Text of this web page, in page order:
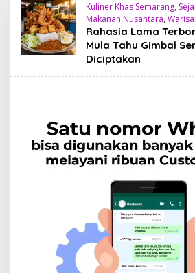
Kuliner Khas Semarang,
Makanan Nusantara,
Rahasia Lama
Mula Tahu Gimbal
Diciptakan